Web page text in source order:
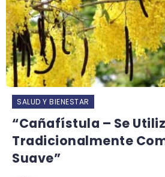
SALUD Y BIENESTAR
“Cañafístula – Se
Tradicionalmente
Suave”